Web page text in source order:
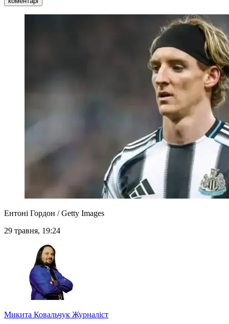
Ентоні Гордон / Getty Images
29 травня, 19:24
Микита Ковальчук Журналіст